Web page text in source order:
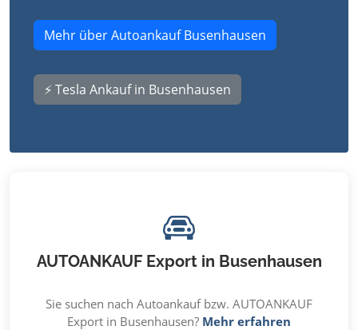
Mehr über Autoankauf Busenhausen
⚡ Tesla Ankauf in Busenhausen
AUTOANKAUF Export in Busenhausen
Sie suchen nach Autoankauf bzw. AUTOANKAUF
Export in Busenhausen? Mehr erfahren